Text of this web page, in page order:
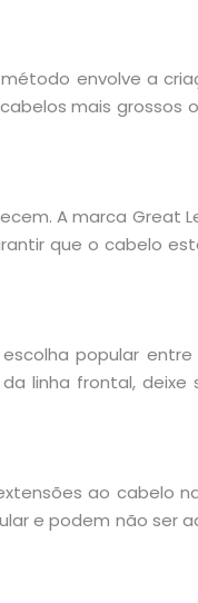
envolve a
mais grossos
A marca Great
que o cabelo
popular entre
linha frontal,
ao cabelo
e podem não ser